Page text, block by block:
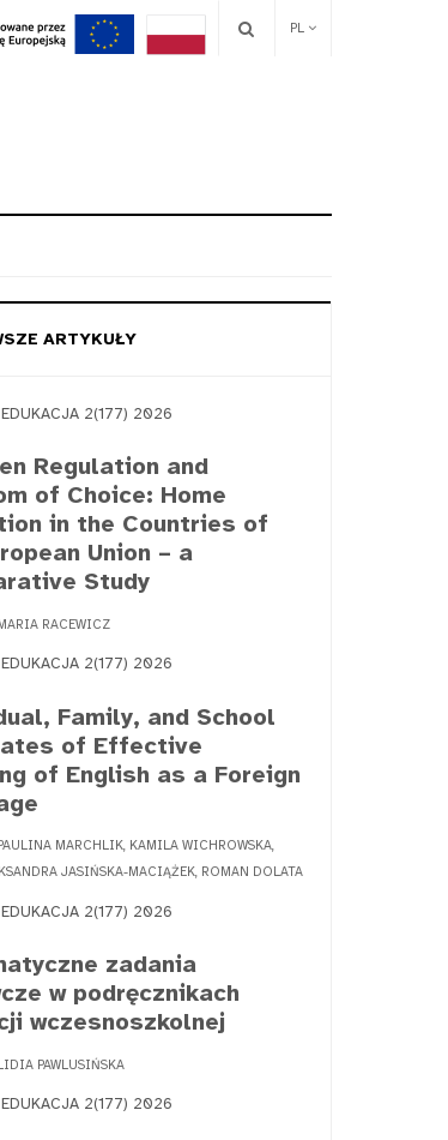
PL
ARTYKUŁY
2(177) 2026
Regulation and
of Choice: Home
in the Countries of
Union – a
Study
RACEWICZ
2(177) 2026
Family, and School
of Effective
of English as a Foreign
PAULINA MARCHLIK, KAMILA WICHROWSKA,
JASIŃSKA-MACIĄŻEK, ROMAN DOLATA
2(177) 2026
zadania
w podręcznikach
wczesnoszkolnej
PAWLUSIŃSKA
2(177) 2026